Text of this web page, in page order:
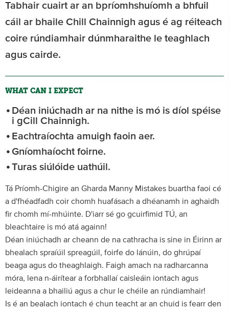
Tabhair cuairt ar an bpríomhshuíomh a bhfuil
cáil ar bhaile Chill Chainnigh agus é ag réiteach
coire rúndiamhair dúnmharaithe le teaghlach
agus cairde.
WHAT CAN I EXPECT
Déan iniúchadh ar na nithe is mó is díol spéise
i gCill Chainnigh.
Eachtraíochta amuigh faoin aer.
Gníomhaíocht foirne.
Turas siúlóide uathúil.
Tá Príomh-Chigire an Gharda Manny Mistakes buartha faoi cé
a d'fhéadfadh coir chomh huafásach a dhéanamh in aghaidh
fir chomh mí-mhúinte. D'iarr sé go gcuirfimid TÚ, an
bleachtaire is mó atá againn!
Déan iniúchadh ar cheann de na cathracha is sine in Éirinn ar
bhealach spraíúil spreagúil, foirfe do lánúin, do ghrúpaí
beaga agus do theaghlaigh. Faigh amach na radharcanna
móra, lena n-áirítear a forbhallaí caisleáin iontach agus
leideanna a bhailiú agus a chur le chéile an rúndiamhair!
Is é an bealach iontach é chun teacht ar an chuid is fearr den